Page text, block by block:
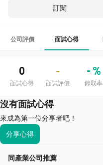
訂閱
公司評價 面試心得
0
面試心得
-
面試評價
- %
錄取率
沒有面試心得
來成為第一位分享者吧！
分享心得
同產業公司推薦